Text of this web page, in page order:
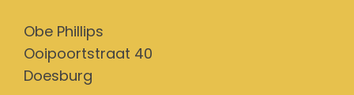
Obe Phillips
Ooipoortstraat 40
Doesburg